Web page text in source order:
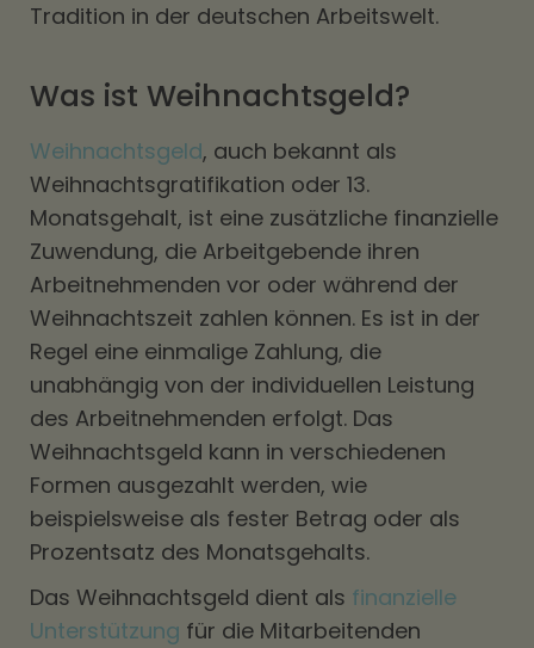
Tradition in der deutschen Arbeitswelt.
Was ist Weihnachtsgeld?
Weihnachtsgeld, auch bekannt als
Weihnachtsgratifikation oder 13.
Monatsgehalt, ist eine zusätzliche finanzielle
Zuwendung, die Arbeitgebende ihren
Arbeitnehmenden vor oder während der
Weihnachtszeit zahlen können. Es ist in der
Regel eine einmalige Zahlung, die
unabhängig von der individuellen Leistung
des Arbeitnehmenden erfolgt. Das
Weihnachtsgeld kann in verschiedenen
Formen ausgezahlt werden, wie
beispielsweise als fester Betrag oder als
Prozentsatz des Monatsgehalts.
Das Weihnachtsgeld dient als finanzielle
Unterstützung für die Mitarbeitenden